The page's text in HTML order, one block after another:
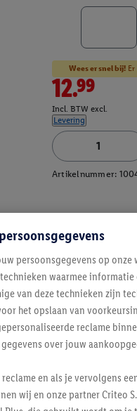
Wees er snel bij!Er
12.99
Incl. BTW excl.
Levering
Artikelnummer:
persoonsgegevens op onze
waarmee
van deze technieken zijn
het opslaan van
reclame
over jouw
en als je vervolgens
wij en onze partner Criteo